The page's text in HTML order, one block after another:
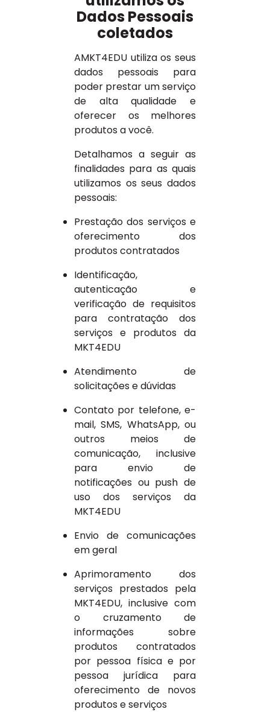
Dados Pessoais
coletados
AMKT4EDU utiliza os seus
dados pessoais para
poder prestar um serviço
de alta qualidade e
oferecer os melhores
produtos a você.
Detalhamos a seguir as
finalidades para as quais
utilizamos os seus dados
pessoais:
Prestação dos serviços e
oferecimento dos
produtos contratados
Identificação,
autenticação e
verificação de requisitos
para contratação dos
serviços e produtos da
MKT4EDU
Atendimento de
solicitações e dúvidas
Contato por telefone, e-
mail, SMS, WhatsApp, ou
outros meios de
comunicação, inclusive
para envio de
notificações ou push de
uso dos serviços da
MKT4EDU
Envio de comunicações
em geral
Aprimoramento dos
serviços prestados pela
MKT4EDU, inclusive com
o cruzamento de
informações sobre
produtos contratados
por pessoa física e por
pessoa jurídica para
oferecimento de novos
produtos e serviços